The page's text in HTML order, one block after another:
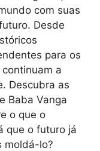
com suas
Desde
para os
a
Descubra as
Baba Vanga
o que o
que o futuro já
moldá-lo?